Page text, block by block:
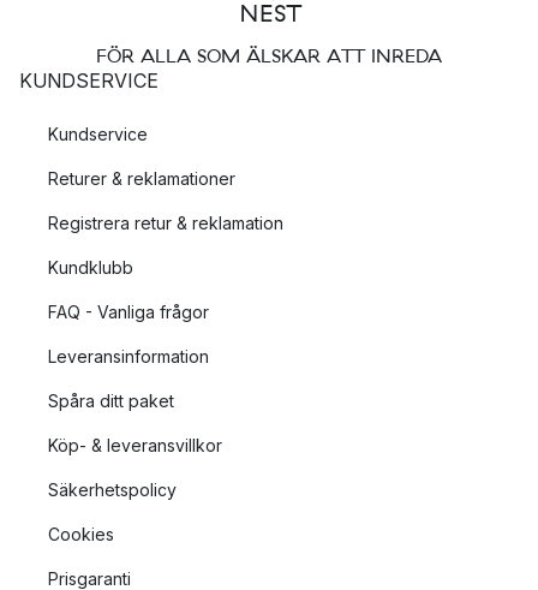
FÖR ALLA SOM ÄLSKAR ATT INREDA
KUNDSERVICE
Kundservice
Returer & reklamationer
Registrera retur & reklamation
Kundklubb
FAQ - Vanliga frågor
Leveransinformation
Spåra ditt paket
Köp- & leveransvillkor
Säkerhetspolicy
Cookies
Prisgaranti